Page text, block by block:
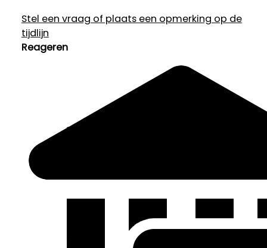
Stel een vraag of plaats een opmerking op de
tijdlijn
Reageren